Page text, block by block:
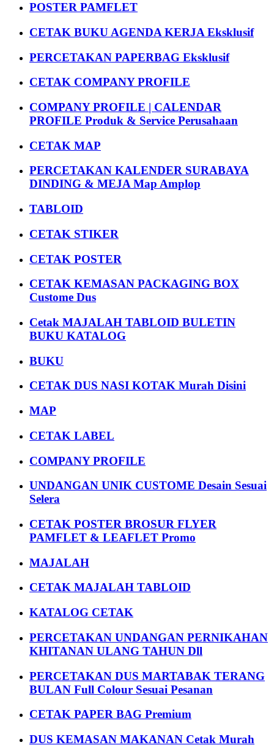
POSTER PAMFLET
CETAK BUKU AGENDA KERJA Eksklusif
PERCETAKAN PAPERBAG Eksklusif
CETAK COMPANY PROFILE
COMPANY PROFILE | CALENDAR
PROFILE Produk & Service Perusahaan
CETAK MAP
PERCETAKAN KALENDER SURABAYA
DINDING & MEJA Map Amplop
TABLOID
CETAK STIKER
CETAK POSTER
CETAK KEMASAN PACKAGING BOX
Custome Dus
Cetak MAJALAH TABLOID BULETIN
BUKU KATALOG
BUKU
CETAK DUS NASI KOTAK Murah Disini
MAP
CETAK LABEL
COMPANY PROFILE
UNDANGAN UNIK CUSTOME Desain Sesuai
Selera
CETAK POSTER BROSUR FLYER
PAMFLET & LEAFLET Promo
MAJALAH
CETAK MAJALAH TABLOID
KATALOG CETAK
PERCETAKAN UNDANGAN PERNIKAHAN
KHITANAN ULANG TAHUN Dll
PERCETAKAN DUS MARTABAK TERANG
BULAN Full Colour Sesuai Pesanan
CETAK PAPER BAG Premium
DUS KEMASAN MAKANAN Cetak Murah